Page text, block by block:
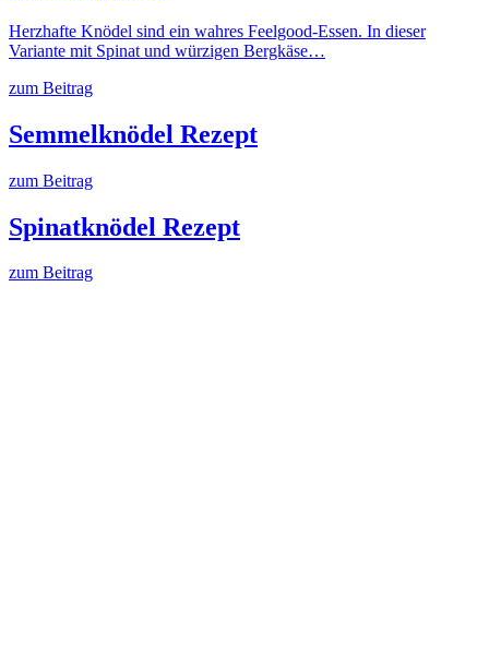
Herzhafte Knödel sind ein wahres Feelgood-Essen. In dieser
Variante mit Spinat und würzigen Bergkäse…
zum Beitrag
Semmelknödel Rezept
zum Beitrag
Spinatknödel Rezept
zum Beitrag